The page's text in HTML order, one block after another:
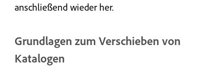
anschließend wieder her.
Grundlagen zum Verschieben von
Katalogen